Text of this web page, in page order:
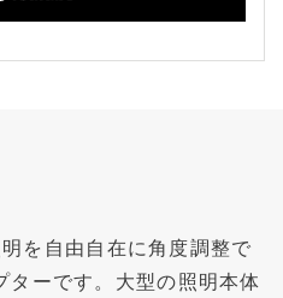
を自由自在に角度調整で
ターです。大型の照明本体